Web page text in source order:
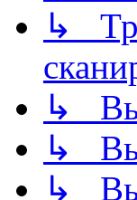
↳
↳
↳
↳